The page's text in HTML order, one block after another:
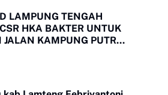
LAMPUNG TENGAH
HKA BAKTER UNTUK
JALAN KAMPUNG PUTRA